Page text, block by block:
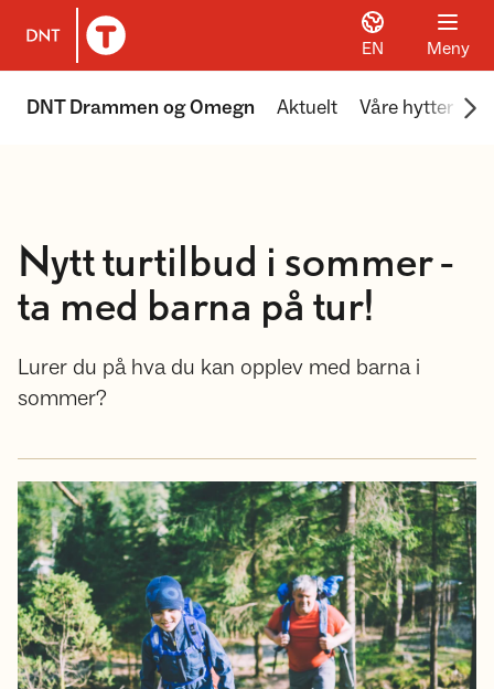
Til DNT.no forside
EN Meny
DNT Drammen og Omegn Aktuelt Våre hytter
Nytt turtilbud i sommer -
ta med barna på tur!
Lurer du på hva du kan opplev med barna i
sommer?